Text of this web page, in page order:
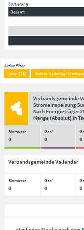
Sortierung
Gesamt
Aktive Filter
Jahr: 2012
Gebiet: Vallendar
Verbandsgemeinde
Stromeinspeisung
Nach Energieträger
Menge(Absolut) in
Biomasse Gas*
0 0 0
Verbandsgemeinde Vallendar
Biomasse Gas*
0 0 0